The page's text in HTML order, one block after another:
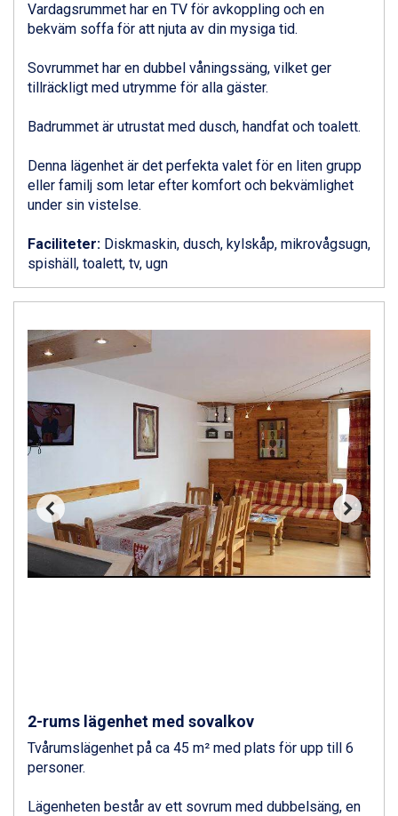
Ischgl från 11.295 kr.
Wagrain från 7.095 kr.
Val Thorens från 8.395 kr.
St. Anton från 11.245 kr.
Canazei från 7.195 kr.
Ponte di Legno från 7.395 kr.
Sauze dOulx från 6.145 kr.
Alleghe från 8.545 kr.
Arabba från 11.045 kr.
La Thuile från 7.045 kr.
Cervinia från 8.245 kr.
Sölden från 12.995 kr.
Passo Tonale från 5.895 kr.
Bad Hofgastein från 8.595 kr.
Saalbach från 9.445 kr.
Champoluc från 5.945 kr.
Sestriere från 6.945 kr.
Ischgl från 11.295 kr.
Wagrain från 7.095 kr.
Fieberbrunn från 9.645 kr.
Val Thorens från 8.395 kr.
St. Anton från 11.245 kr.
Zell am See från 6.295 kr.
Canazei från 7.195 kr.
Livigno från 5.595 kr.
Ponte di Legno från 7.395 kr.
Sölden från 12.995 kr.
Passo Tonale från 5.895 kr.
Bad Hofgastein från 8.595 kr.
Saalbach från 9.445 kr.
Champoluc från 5.945 kr.
Vardagsrummet har en TV för avkoppling och en
bekväm soffa för att njuta av din mysiga tid.
Sovrummet har en dubbel våningssäng, vilket ger
tillräckligt med utrymme för alla gäster.
Badrummet är utrustat med dusch, handfat och toalett.
Denna lägenhet är det perfekta valet för en liten grupp
eller familj som letar efter komfort och bekvämlighet
under sin vistelse.
Faciliteter: Diskmaskin, dusch, kylskåp, mikrovågsugn,
spishäll, toalett, tv, ugn
2-rums lägenhet med sovalkov
Tvårumslägenhet på ca 45 m² med plats för upp till 6
personer.
Lägenheten består av ett sovrum med dubbelsäng, en